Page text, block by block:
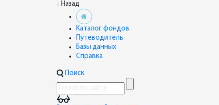
Назад
Каталог фондов
Путеводитель
Базы данных
Справка
Поиск